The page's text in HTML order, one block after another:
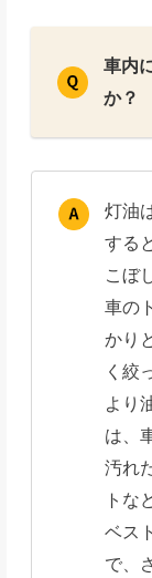
車内
か？
灯油
する
こぼ
車の
かり
く絞
より
は、
汚れ
トな
ベス
で、